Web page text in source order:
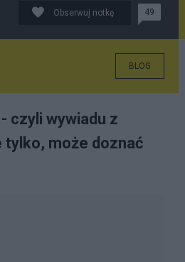
Obserwuj notkę 49
BLOG
czyli wywiadu z
tylko, może doznać